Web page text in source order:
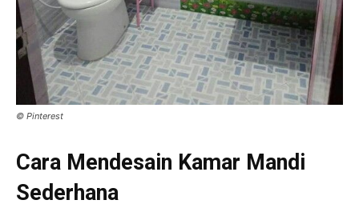
© Pinterest
Cara Mendesain Kamar Mandi
Sederhana